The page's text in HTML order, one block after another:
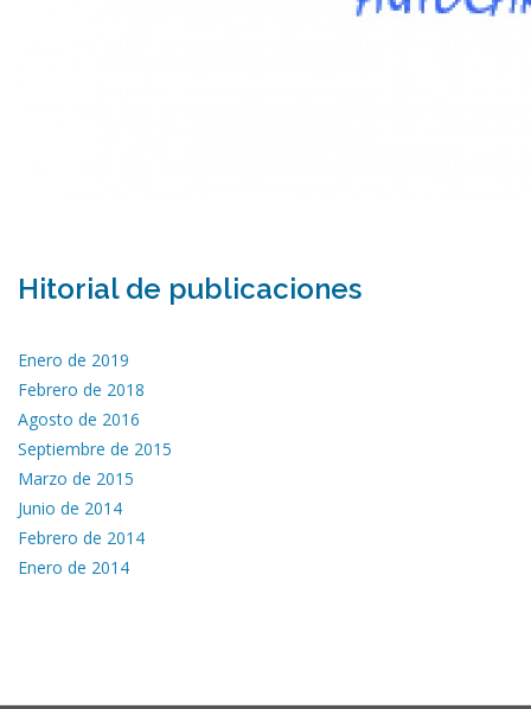
Hitorial de publicaciones
Enero de 2019
Febrero de 2018
Agosto de 2016
Septiembre de 2015
Marzo de 2015
Junio de 2014
Febrero de 2014
Enero de 2014